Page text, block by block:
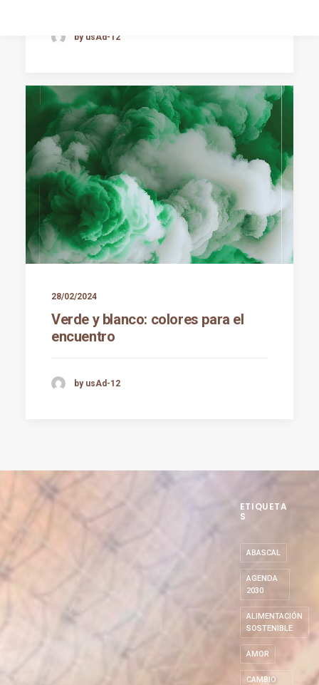
by usAd-12
28/02/2024
Verde y blanco: colores para el
encuentro
by usAd-12
ETIQUETA
S
ABASCAL
AGENDA
2030
ALIMENTACIÓN
SOSTENIBLE
AMOR
CAMBIO